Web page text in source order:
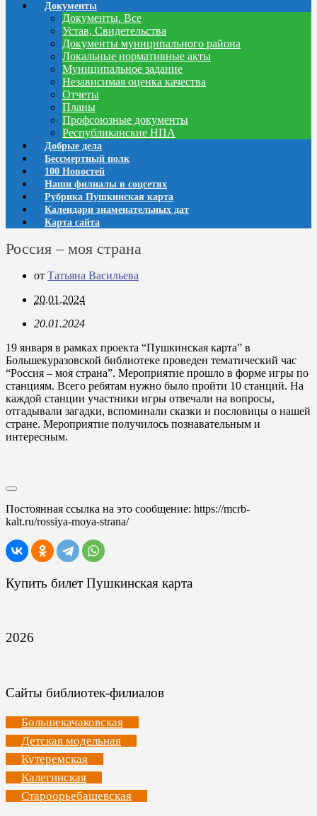
Документы
Документы. Все
Устав, Свидетельства
Документы муниципального района
Локальные нормативные акты
Муниципальное задание
Независимая оценка качества
Отчеты
Планы
Профсоюзные документы
Республиканские НПА
Добрые дела
Бессмертный полк
100 Новостей
Наши филиалы в соцсетях
Рубрика Пушкинская карта
Календари знаменательных дат
Карта сайта
Россия – моя страна
от Татьяна Васильева
20.01.2024
20.01.2024
19 января в рамках проекта “Пушкинская карта” в
Большекуразовской библиотеке проведен тематический час
“Россия – моя страна”. Мероприятие прошло в форме игры по
станциям. Всего ребятам нужно было пройти 10 станций. На
каждой станции участники игры отвечали на вопросы,
отгадывали загадки, вспоминали сказки и пословицы о нашей
стране. Мероприятие получилось познавательным и
интересным.
Постоянная ссылка на это сообщение: https://mcrb-
kalt.ru/rossiya-moya-strana/
Купить билет Пушкинская карта
2026
Сайты библиотек-филиалов
Большекачаковская
Детская модельная
Кутеремская
Калегинская
Староорьебашевская